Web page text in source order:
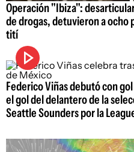
Operación "Ibiza":
de drogas, detuvieron a ocho
tití
Federico Viñas debutó con
el gol del delantero de la
Seattle Sounders por la